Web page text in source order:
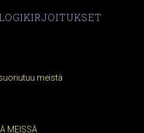
meistä
MEISSÄ